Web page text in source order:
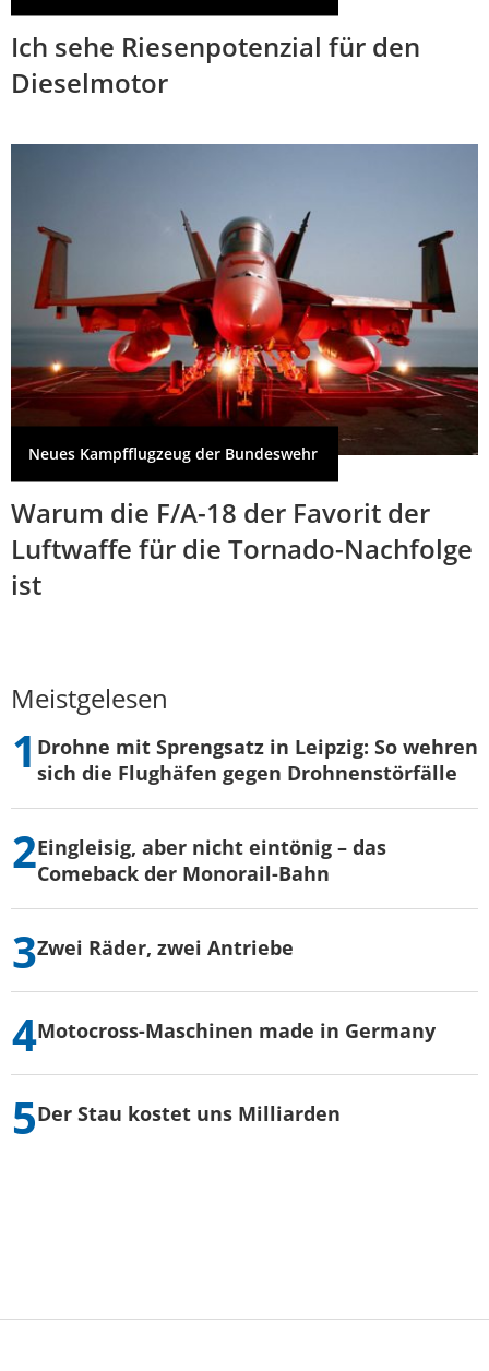
Ich sehe Riesenpotenzial für den
Dieselmotor
Neues Kampfflugzeug der Bundeswehr
Warum die F/A-18 der Favorit der
Luftwaffe für die Tornado-Nachfolge
ist
Meistgelesen
Drohne mit Sprengsatz in Leipzig: So wehren
sich die Flughäfen gegen Drohnenstörfälle
Eingleisig, aber nicht eintönig – das
Comeback der Monorail-Bahn
Zwei Räder, zwei Antriebe
Motocross-Maschinen made in Germany
Der Stau kostet uns Milliarden